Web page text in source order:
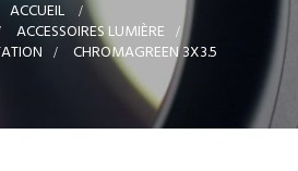
ACCUEIL >
ACCESSOIRES LUMIÈRE >
> CHROMAGREEN 3X3.5